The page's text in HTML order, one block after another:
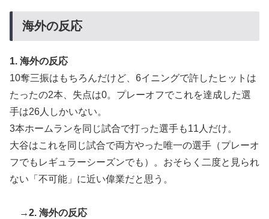
▶ 日本人「世界のみんなは普段からタコを食べてるの？」
ちらです‥」→「国境を越えた驚くべき歴史のつなが
り‥」
▶ 海外「先進国で日本だけパスポート所有率が低すぎる、
何故なのか」
▶
フランス人「欲張りすぎだ」中村敬斗、ランス残留の可
能性を会長が示唆！移籍金が交渉の壁に..現地サポの本
音がこれ！【海外の反応】
海外の反応
1. 海外の反応
10奪三振はもちろんだけど、6イニングで許したヒットは
たったの2本、失点は0。プレーオフでこれを達成した選
手は26人しかいない。
3本ホームランを同じ試合で打った選手も11人だけ。
大谷はこれを同じ試合で両方やった唯一の選手（プレーオ
フでもレギュラーシーズンでも）。おそらく二度と見られ
ない「不可能」に近い偉業だと思う。
→2. 海外の反応